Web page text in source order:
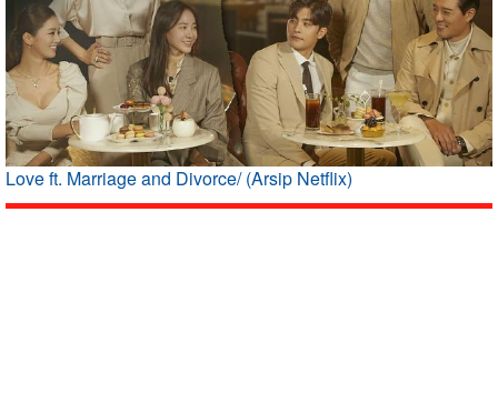
Love ft. Marriage and Divorce/ (Arsip Netflix)